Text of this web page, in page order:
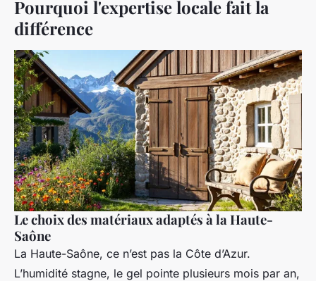
Pourquoi l'expertise locale fait la
différence
Le choix des matériaux adaptés à la Haute-
Saône
La Haute-Saône, ce n’est pas la Côte d’Azur.
L’humidité stagne, le gel pointe plusieurs mois par an,